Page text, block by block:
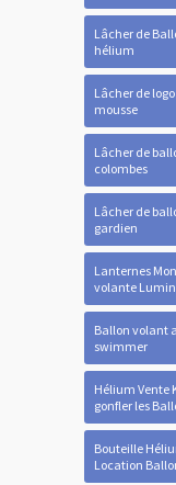
Lâcher de
hélium
Lâcher de
mousse
Lâcher de
colombes
Lâcher de
gardien
Lanternes
volante
Ballon volant
swimmer
Hélium Vente
gonfler les
Bouteille
Location